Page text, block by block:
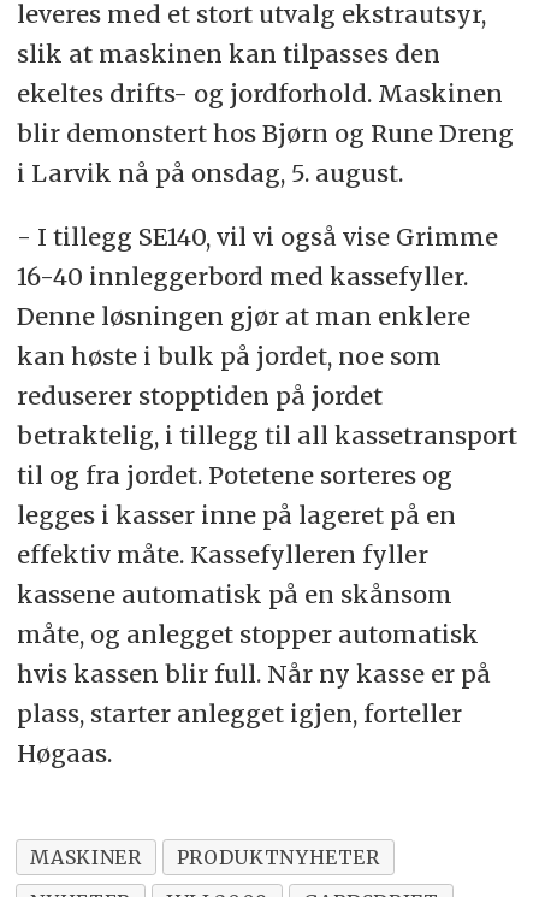
leveres med et stort utvalg ekstrautsyr,
slik at maskinen kan tilpasses den
ekeltes drifts- og jordforhold. Maskinen
blir demonstert hos Bjørn og Rune Dreng
i Larvik nå på onsdag, 5. august.
- I tillegg SE140, vil vi også vise Grimme
16-40 innleggerbord med kassefyller.
Denne løsningen gjør at man enklere
kan høste i bulk på jordet, noe som
reduserer stopptiden på jordet
betraktelig, i tillegg til all kassetransport
til og fra jordet. Potetene sorteres og
legges i kasser inne på lageret på en
effektiv måte. Kassefylleren fyller
kassene automatisk på en skånsom
måte, og anlegget stopper automatisk
hvis kassen blir full. Når ny kasse er på
plass, starter anlegget igjen, forteller
Høgaas.
MASKINER
PRODUKTNYHETER